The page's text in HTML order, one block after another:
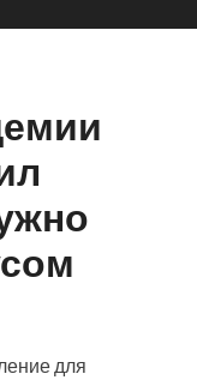
для